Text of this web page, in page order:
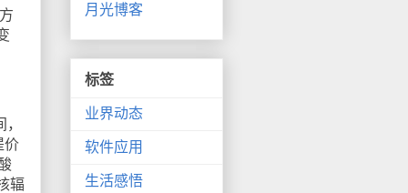
价
辐
月光博客
标签
业界动态
软件应用
生活感悟